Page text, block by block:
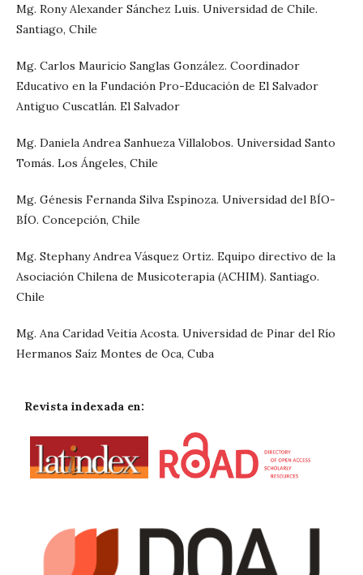
Mg. Rony Alexander Sánchez Luis. Universidad de Chile.
Santiago, Chile
Mg. Carlos Mauricio Sanglas González. Coordinador
Educativo en la Fundación Pro-Educación de El Salvador
Antiguo Cuscatlán. El Salvador
Mg. Daniela Andrea Sanhueza Villalobos. Universidad Santo
Tomás. Los Ángeles, Chile
Mg. Génesis Fernanda Silva Espinoza. Universidad del BÍO-
BÍO. Concepción, Chile
Mg. Stephany Andrea Vásquez Ortiz. Equipo directivo de la
Asociación Chilena de Musicoterapia (ACHIM). Santiago.
Chile
Mg. Ana Caridad Veitia Acosta. Universidad de Pinar del Río
Hermanos Saíz Montes de Oca, Cuba
Revista indexada en: